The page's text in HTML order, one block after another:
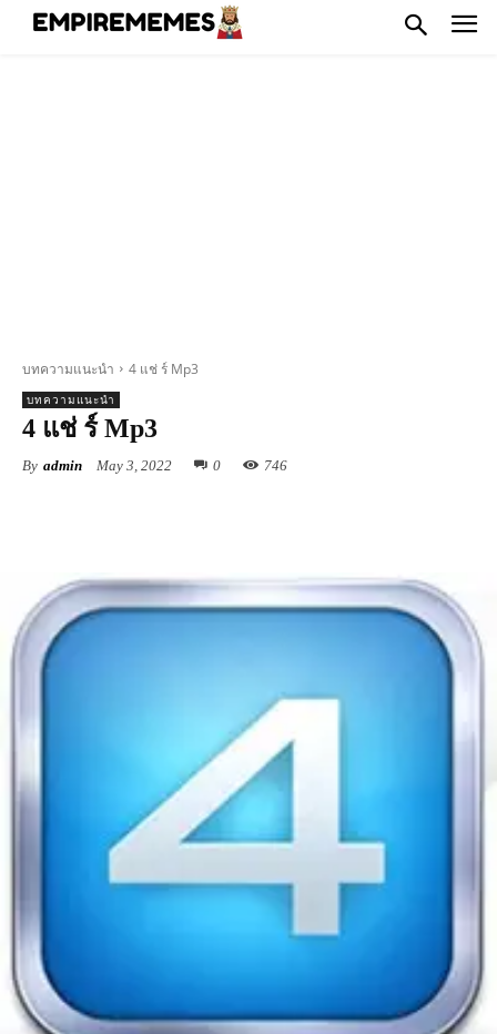
บทความแนะนำ 4 แช่ ร์ Mp3
บทความแนะนำ
4 แช่ ร์ Mp3
By admin May 3, 2022 0 746